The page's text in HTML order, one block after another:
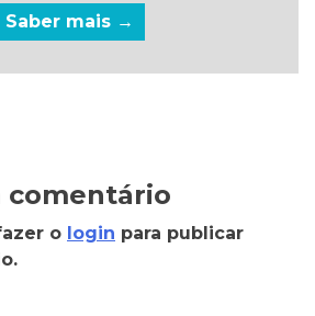
Saber mais →
comentário
o login para publicar